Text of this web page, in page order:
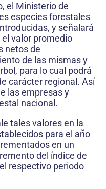
el Ministerio de
especies forestales
y señalará
valor promedio
netos de
de las mismas y
para lo cual podrá
carácter regional. Así
las empresas y
nacional.
tales valores en la
para el año
en un
del índice de
respectivo periodo